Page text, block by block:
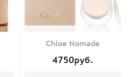
Chloe Nomade
4750руб.